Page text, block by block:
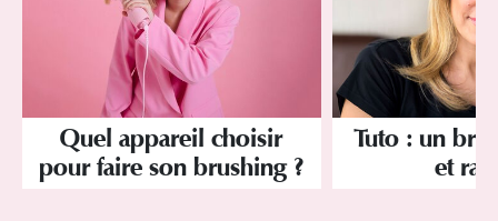
Quel appareil choisir
pour faire son brushing ?
Tuto : un
et